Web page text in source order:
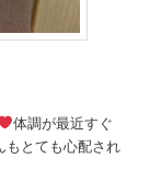
体調が最近すぐ
もとても心配され